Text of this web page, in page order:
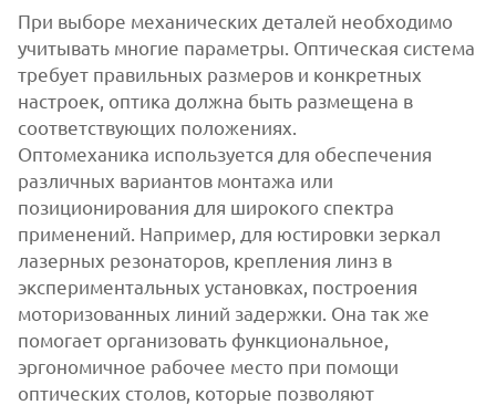
При выборе механических деталей необходимо
учитывать многие параметры. Оптическая система
требует правильных размеров и конкретных
настроек, оптика должна быть размещена в
соответствующих положениях.
Оптомеханика используется для обеспечения
различных вариантов монтажа или
позиционирования для широкого спектра
применений. Например, для юстировки зеркал
лазерных резонаторов, крепления линз в
экспериментальных установках, построения
моторизованных линий задержки. Она так же
помогает организовать функциональное,
эргономичное рабочее место при помощи
оптических столов, которые позволяют